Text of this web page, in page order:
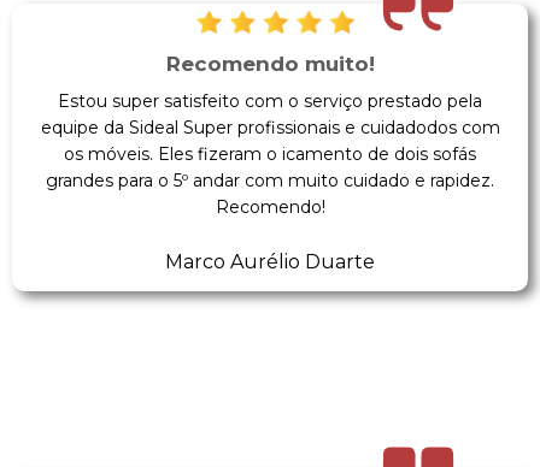
Recomendo muito!
Estou super satisfeito com o serviço prestado pela
equipe da Sideal Super profissionais e cuidadodos com
os móveis. Eles fizeram o icamento de dois sofás
grandes para o 5º andar com muito cuidado e rapidez.
Recomendo!
Marco Aurélio Duarte